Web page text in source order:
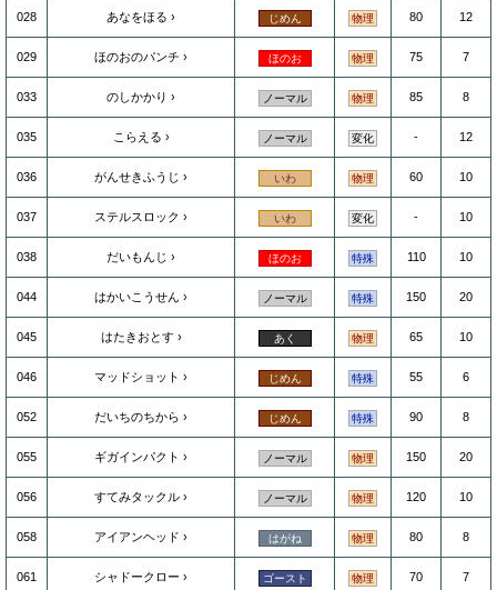
028 あなをほる じめん 物理 80 12
029 ほのおのパンチ ほのお 物理 75 7
033 のしかかり ノーマル 物理 85 8
035 こらえる ノーマル 変化 - 12
036 がんせきふうじ いわ 物理 60 10
037 ステルスロック いわ 変化 - 10
038 だいもんじ ほのお 特殊 110 10
044 はかいこうせん ノーマル 特殊 150 20
045 はたきおとす あく 物理 65 10
046 マッドショット じめん 特殊 55 6
052 だいちのちから じめん 特殊 90 8
055 ギガインパクト ノーマル 物理 150 20
056 すてみタックル ノーマル 物理 120 10
058 アイアンヘッド はがね 物理 80 8
061 シャドークロー ゴースト 物理 70 7